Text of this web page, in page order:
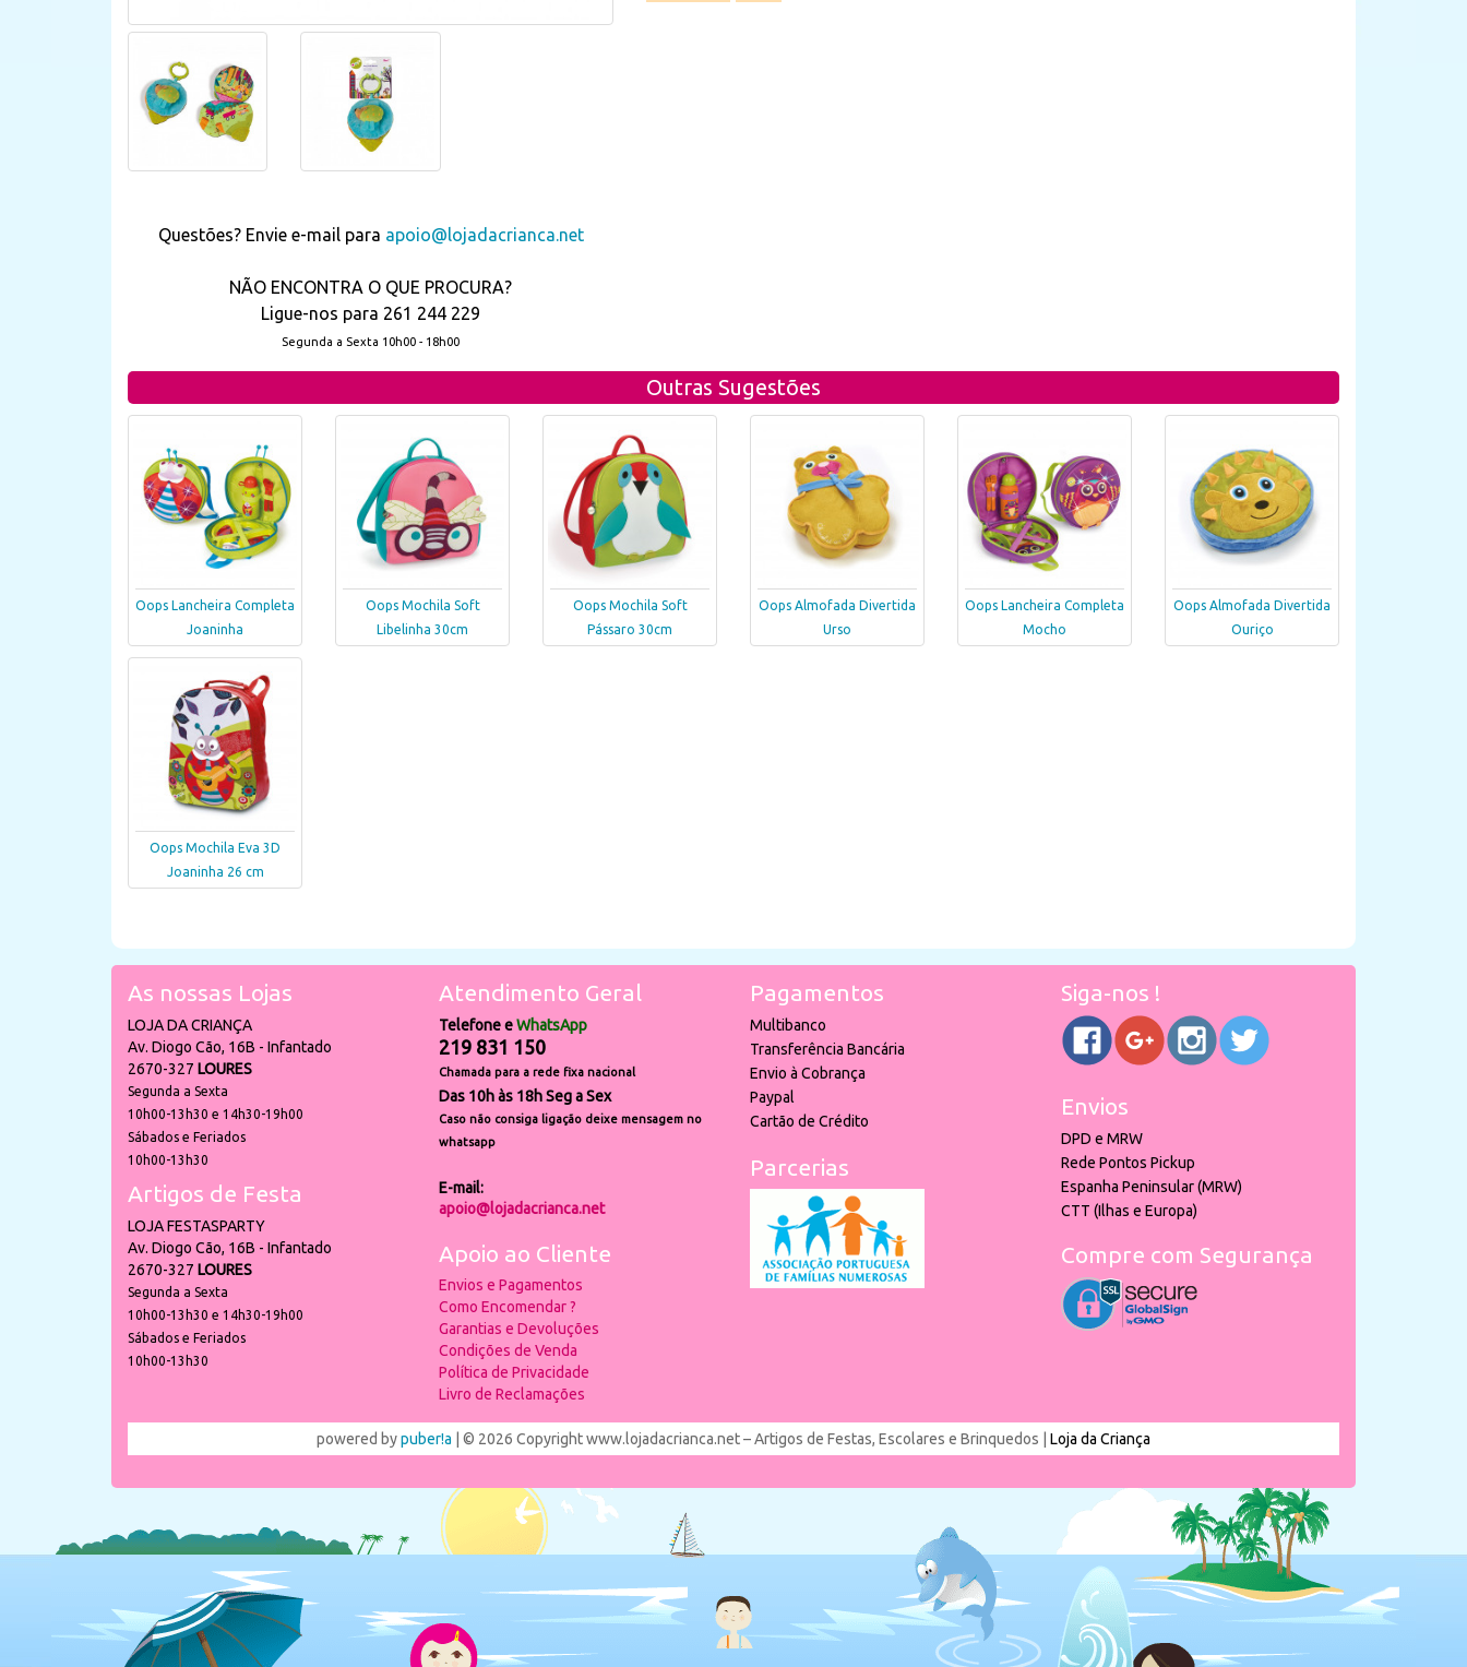
Questões? Envie e-mail para apoio@lojadacrianca.net
NÃO ENCONTRA O QUE PROCURA?
Ligue-nos para 261 244 229
Segunda a Sexta 10h00 - 18h00
Outras Sugestões
Oops Lancheira Completa
Joaninha
Oops Mochila Soft
Libelinha 30cm
Oops Mochila Soft
Pássaro 30cm
Oops Almofada Divertida
Urso
Oops Lancheira Completa
Mocho
Oops Almofada Divertida
Ouriço
Oops Mochila Eva 3D
Joaninha 26 cm
As nossas Lojas
LOJA DA CRIANÇA
Av. Diogo Cão, 16B - Infantado
2670-327 LOURES
Segunda a Sexta
10h00-13h30 e 14h30-19h00
Sábados e Feriados
10h00-13h30
Artigos de Festa
LOJA FESTASPARTY
Av. Diogo Cão, 16B - Infantado
2670-327 LOURES
Segunda a Sexta
10h00-13h30 e 14h30-19h00
Sábados e Feriados
10h00-13h30
Atendimento Geral
Telefone eWhatsApp
219 831 150
Chamada para a rede fixa nacional
Das 10h às 18h Seg a Sex
Caso não consiga ligação deixe mensagem no
whatsapp
E-mail:
apoio@lojadacrianca.net
Apoio ao Cliente
Envios e Pagamentos
Como Encomendar ?
Garantias e Devoluções
Condições de Venda
Política de Privacidade
Livro de Reclamações
Pagamentos
Multibanco
Transferência Bancária
Envio à Cobrança
Paypal
Cartão de Crédito
Parcerias
Siga-nos !
Envios
DPD e MRW
Rede Pontos Pickup
Espanha Peninsular (MRW)
CTT (Ilhas e Europa)
Compre com Segurança
powered bypuber!a | © 2026 Copyright www.lojadacrianca.net – Artigos de Festas, Escolares e Brinquedos | Loja da Criança